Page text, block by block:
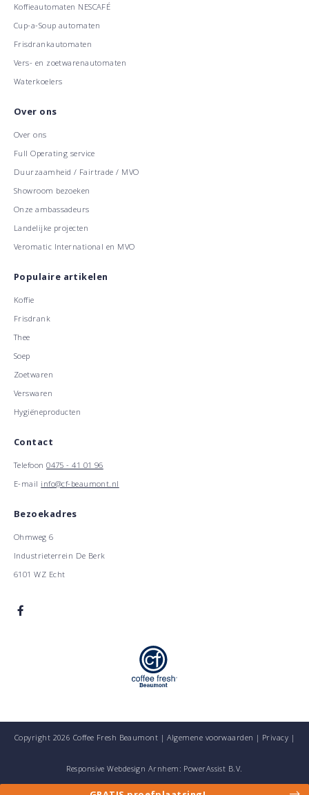
Koffieautomaten NESCAFÉ
Cup-a-Soup automaten
Frisdrankautomaten
Vers- en zoetwarenautomaten
Waterkoelers
Over ons
Over ons
Full Operating service
Duurzaamheid / Fairtrade / MVO
Showroom bezoeken
Onze ambassadeurs
Landelijke projecten
Veromatic International en MVO
Populaire artikelen
Koffie
Frisdrank
Thee
Soep
Zoetwaren
Verswaren
Hygiëneproducten
Contact
Telefoon0475 - 41 01 96
E-mail info@cf-beaumont.nl
Bezoekadres
Ohmweg 6
Industrieterrein De Berk
6101 WZ Echt
Copyright 2026 Coffee Fresh Beaumont | Algemene voorwaarden | Privacy |
Responsive Webdesign Arnhem: PowerAssist B.V.